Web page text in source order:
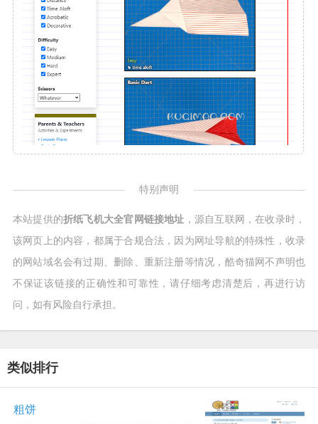
特别声明
本站提供的折纸飞机大全官网链接地址 ，源自互联网，在收录时，
该网页上的内容，都属于合规合法，因为网址导航的特殊性，收录
的网站域名会有过期、删除、重新注册等情况，酷奇猫网不声明也
不保证该链接的正确性和可靠性，请仔细考虑清楚后，再进行访
问，如有风险自行承担。
类似排行
粗饼